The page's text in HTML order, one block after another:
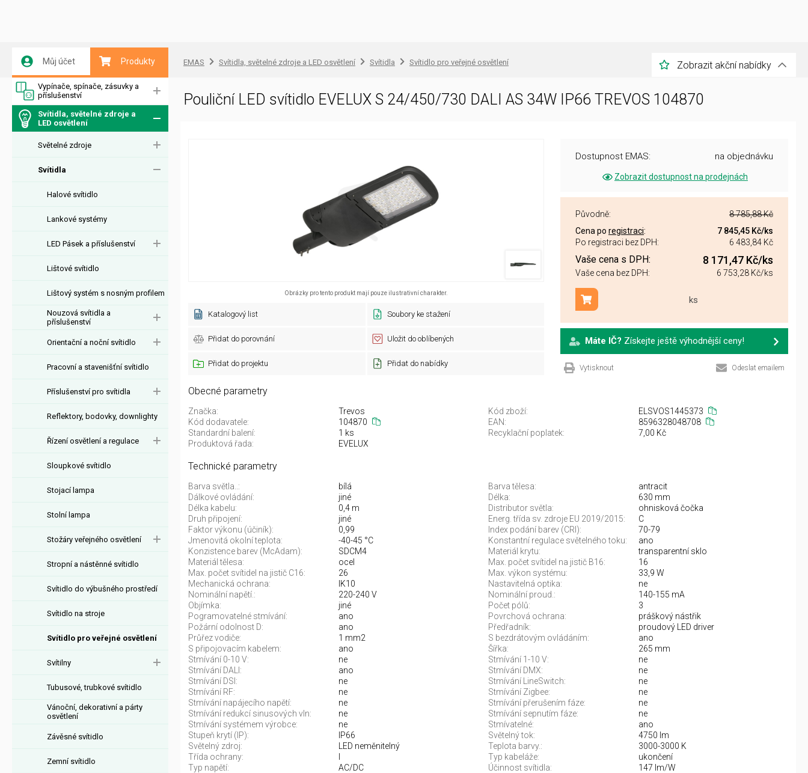
Můj účet Produkty
Vypínače, spínače, zásuvky a
příslušenství
Svítidla, světelné zdroje a
LED osvětlení
Světelné zdroje
Svítidla
Halové svítidlo
Lankové systémy
LED Pásek a příslušenství
Lištové svítidlo
Lištový systém s nosným profilem
Nouzová svítidla a
příslušenství
Orientační a noční svítidlo
Pracovní a stavenišťní svítidlo
Příslušenství pro svítidla
Reflektory, bodovky, downlighty
Řízení osvětlení a regulace
Sloupkové svítidlo
Stojací lampa
Stolní lampa
Stožáry veřejného osvětlení
Stropní a nástěnné svítidlo
Svítidlo do výbušného prostředí
Svítidlo na stroje
Svítidlo pro veřejné osvětlení
Svítilny
Tubusové, trubkové svítidlo
Vánoční, dekorativní a párty
osvětlení
Závěsné svítidlo
Zemní svítidlo
EMAS Svítidla, světelné zdroje a LED osvětlení Svítidla Svítidlo pro veřejné osvětlení Zobrazit akční nabídky
Pouliční LED svítidlo EVELUX S 24/450/730 DALI AS 34W IP66 TREVOS 104870
Obrázky pro tento produkt mají pouze ilustrativní charakter.
Katalogový list Soubory ke stažení
Přidat do porovnání Uložit do oblíbených
Přidat do projektu Přidat do nabídky
Dostupnost EMAS: na objednávku
Zobrazit dostupnost na prodejnách
Původně:
8 785,88 Kč
Cena po registraci: 7 845,45 Kč/ks
Po registraci bez DPH:
6 483,84 Kč
Vaše cena s DPH: 8 171,47 Kč/ks
Vaše cena bez DPH: 6 753,28 Kč/ks
ks
Přidat do košíku
Máte IČ? Získejte ještě výhodnější ceny!
Vytisknout Odeslat emailem
Obecné parametry
Značka: Trevos Kód zboží:
ELSVOS1445373
Kód dodavatele:
104870 EAN:
8596328048708
Standardní balení:
1 ks Recyklační poplatek:
7,00 Kč
Produktová řada:
EVELUX
Technické parametry
Barva světla..: bílá Barva tělesa:
antracit
Dálkové ovládání:
jiné Délka:
630 mm
Délka kabelu:
0,4 m Distributor světla:
ohnisková čočka
Druh připojení:
jiné Energ. třída sv. zdroje EU 2019/2015:
C
Faktor výkonu (účiník):
0,99 Index podání barev (CRI):
70-79
Jmenovitá okolní teplota:
-40-45 °C Konstantní regulace světelného toku:
ano
Konzistence barev (McAdam):
SDCM4 Materiál krytu:
transparentní sklo
Materiál tělesa:
ocel Max. počet svítidel na jistič B16:
16
Max. počet svítidel na jistič C16:
26 Max. výkon systému:
33,9 W
Mechanická ochrana:
IK10 Nastavitelná optika:
ne
Nominální napětí.:
220-240 V Nominální proud.:
140-155 mA
Objímka:
jiné Počet pólů:
3
Pogramovatelné stmívání:
ano Povrchová ochrana:
práškový nástřik
Požární odolnost D:
ano Předřadník:
proudový LED driver
Průřez vodiče:
1 mm2 S bezdrátovým ovládáním:
ano
S připojovacím kabelem:
ano Šířka:
265 mm
Stmívání 0-10 V:
ne Stmívání 1-10 V:
ne
Stmívání DALI:
ano Stmívání DMX:
ne
Stmívání DSI:
ne Stmívání LineSwitch:
ne
Stmívání RF:
ne Stmívání Zigbee:
ne
Stmívání napájecího napětí:
ne Stmívání přerušením fáze:
ne
Stmívání redukcí sinusových vln:
ne Stmívání sepnutím fáze:
ne
Stmívání systémem výrobce:
ne Stmívatelné:
ano
Stupeň krytí (IP):
IP66 Světelný tok:
4750 lm
Světelný zdroj:
LED neměnitelný Teplota barvy.:
3000-3000 K
Třída ochrany:
Typ kabeláže:
ukončení
Typ napětí:
AC/DC Účinnost svítidla:
147 lm/W